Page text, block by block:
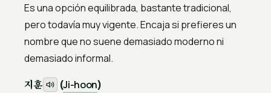
Es una opción equilibrada, bastante tradicional,
pero todavía muy vigente. Encaja si prefieres un
nombre que no suene demasiado moderno ni
demasiado informal.
지훈 (Ji-hoon)